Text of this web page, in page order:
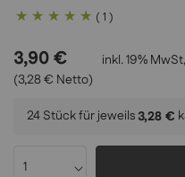
Bewertung:
( 1 )
3,90 €
(3,28 € Netto)
inkl. 19%
24 Stück für jeweils3,28 €